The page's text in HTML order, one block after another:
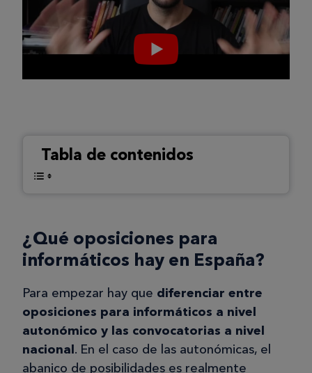
Tabla de contenidos
¿Qué oposiciones para
informáticos hay en España?
Para empezar hay que diferenciar entre
oposiciones para informáticos a nivel
autonómico y las convocatorias a nivel
nacional. En el caso de las autonómicas, el
abanico de posibilidades es realmente